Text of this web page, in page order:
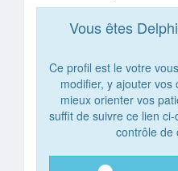
Vous êtes
Ce profil est le votre
modifier, y ajouter
mieux orienter vos
suffit de suivre ce lien
contrôle de